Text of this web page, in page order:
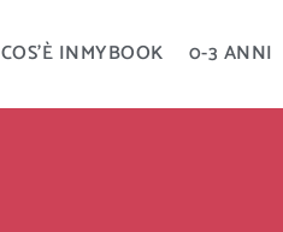
COS’È INMYBOOK 0-3 ANNI